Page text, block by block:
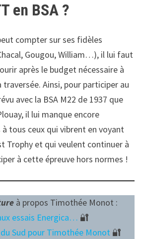
en BSA ?
compter sur ses fidèles
Gougou, William…), il lui faut
après le budget nécessaire à
traversée. Ainsi, pour participer au
avec la BSA M22 de 1937 que
il lui manque encore
à tous ceux qui vibrent en voyant
Trophy et qui veulent continuer à
à cette épreuve hors normes !
à propos Timothée Monot :
essais Energica… 🔐
Sud pour Timothée Monot 🔐